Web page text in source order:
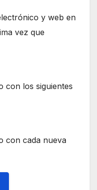
y web en
vez que
con los siguientes
con cada nueva